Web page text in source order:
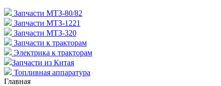
Запчасти МТЗ-80/82
Запчасти МТЗ-1221
Запчасти МТЗ-320
Запчасти к тракторам
Электрика к тракторам
Запчасти из Китая
Топливная аппаратура
Главная